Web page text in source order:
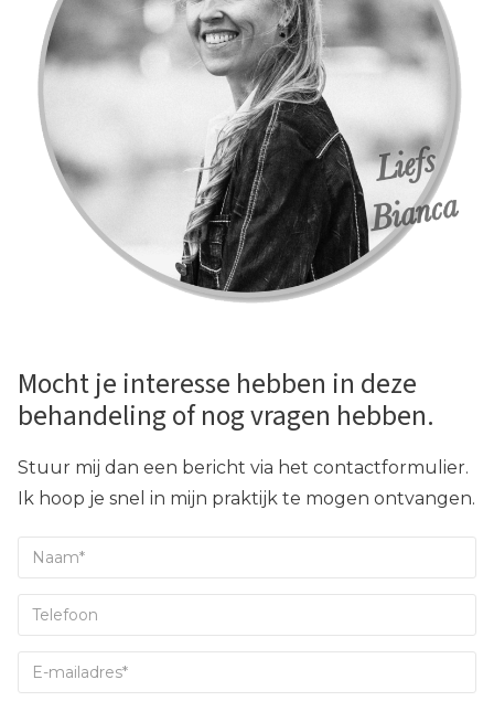
Mocht je interesse hebben in deze
behandeling of nog vragen hebben.
Stuur mij dan een bericht via het contactformulier.
Ik hoop je snel in mijn praktijk te mogen ontvangen.